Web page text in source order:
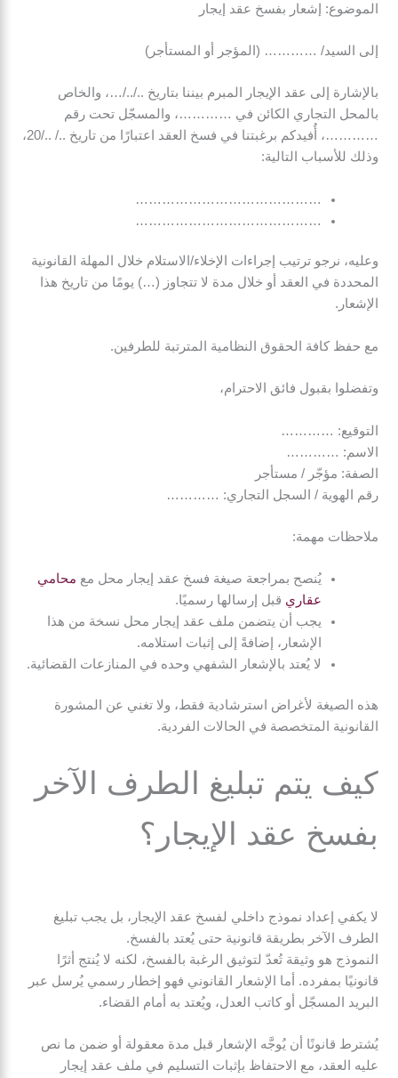
الموضوع: إشعار بفسخ عقد إيجار
إلى السيد/ ………… (المؤجر أو المستأجر)
بالإشارة إلى عقد الإيجار المبرم بيننا بتاريخ ../../…، والخاص
بالمحل التجاري الكائن في …………، والمسجّل تحت رقم
…………، أُفيدكم برغبتنا في فسخ العقد اعتبارًا من تاريخ ../ ../20،
وذلك للأسباب التالية:
……………………………………
……………………………………
وعليه، نرجو ترتيب إجراءات الإخلاء/الاستلام خلال المهلة القانونية
المحددة في العقد أو خلال مدة لا تتجاوز (…) يومًا من تاريخ هذا
الإشعار.
مع حفظ كافة الحقوق النظامية المترتبة للطرفين.
وتفضلوا بقبول فائق الاحترام،
التوقيع: …………
الاسم: …………
الصفة: مؤجّر / مستأجر
رقم الهوية / السجل التجاري: …………
ملاحظات مهمة:
يُنصح بمراجعة صيغة فسخ عقد إيجار محل مع محامي
عقاري قبل إرسالها رسميًا.
يجب أن يتضمن ملف عقد إيجار محل نسخة من هذا
الإشعار، إضافةً إلى إثبات استلامه.
لا يُعتد بالإشعار الشفهي وحده في المنازعات القضائية.
هذه الصيغة لأغراض استرشادية فقط، ولا تغني عن المشورة
القانونية المتخصصة في الحالات الفردية.
كيف يتم تبليغ الطرف الآخر
بفسخ عقد الإيجار؟
لا يكفي إعداد نموذج داخلي لفسخ عقد الإيجار، بل يجب تبليغ
الطرف الآخر بطريقة قانونية حتى يُعتد بالفسخ.
النموذج هو وثيقة تُعدّ لتوثيق الرغبة بالفسخ، لكنه لا يُنتج أثرًا
قانونيًا بمفرده. أما الإشعار القانوني فهو إخطار رسمي يُرسل عبر
البريد المسجّل أو كاتب العدل، ويُعتد به أمام القضاء.
يُشترط قانونًا أن يُوجَّه الإشعار قبل مدة معقولة أو ضمن ما نص
عليه العقد، مع الاحتفاظ بإثبات التسليم في ملف عقد إيجار